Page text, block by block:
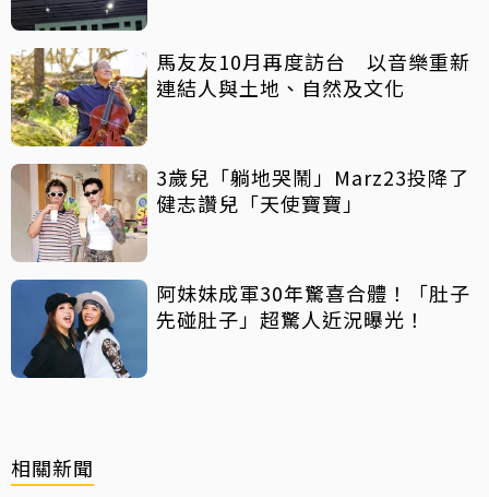
馬友友10月再度訪台 以音樂重新
連結人與土地、自然及文化
3歲兒「躺地哭鬧」Marz23投降了
健志讚兒「天使寶寶」
阿妹妹成軍30年驚喜合體！「肚子
先碰肚子」超驚人近況曝光！
相關新聞